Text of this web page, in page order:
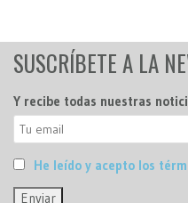
SUSCRÍBETE A LA
Y recibe todas nuestras
He leído y acepto los